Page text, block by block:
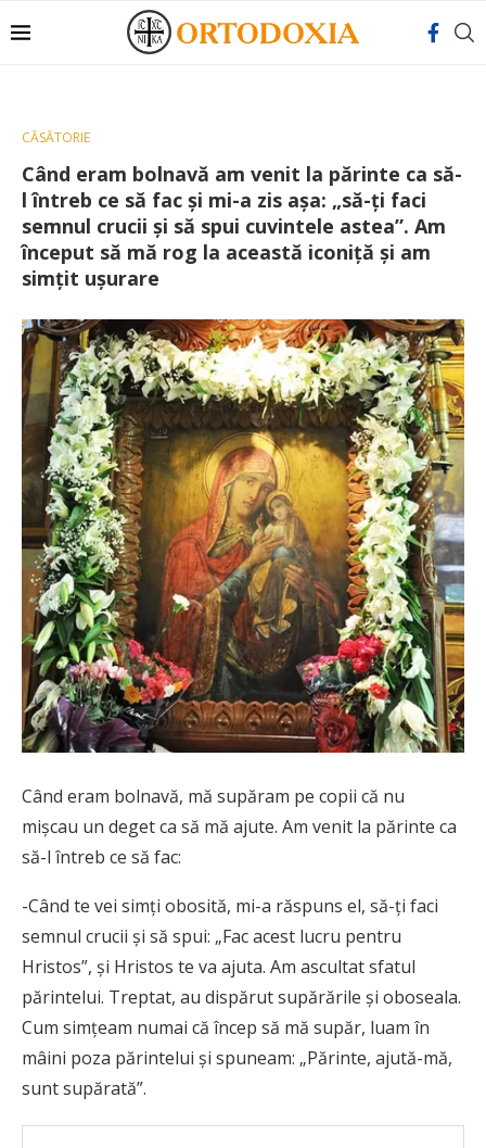
CĂSĂTORIE
Când eram bolnavă am venit la părinte ca să-
l întreb ce să fac și mi-a zis așa: „să-ți faci
semnul crucii și să spui cuvintele astea”. Am
început să mă rog la această iconiță și am
simțit ușurare
Când eram bolnavă, mă supăram pe copii că nu
mișcau un deget ca să mă ajute. Am venit la părinte ca
să-l întreb ce să fac:
-Când te vei simți obosită, mi-a răspuns el, să-ți faci
semnul crucii și să spui: „Fac acest lucru pentru
Hristos”, și Hristos te va ajuta. Am ascultat sfatul
părintelui. Treptat, au dispărut supărările și oboseala.
Cum simțeam numai că încep să mă supăr, luam în
mâini poza părintelui și spuneam: „Părinte, ajută-mă,
sunt supărată”.